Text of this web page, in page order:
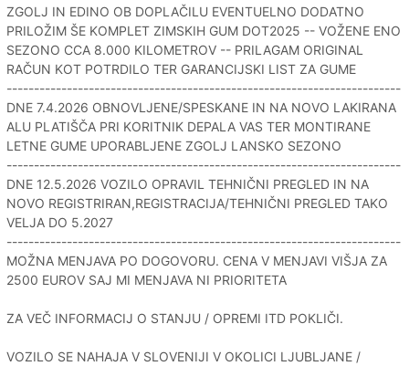
ZGOLJ IN EDINO OB DOPLAČILU EVENTUELNO DODATNO
PRILOŽIM ŠE KOMPLET ZIMSKIH GUM DOT2025 -- VOŽENE ENO
SEZONO CCA 8.000 KILOMETROV -- PRILAGAM ORIGINAL
RAČUN KOT POTRDILO TER GARANCIJSKI LIST ZA GUME
------------------------------------------------------------------------
DNE 7.4.2026 OBNOVLJENE/SPESKANE IN NA NOVO LAKIRANA
ALU PLATIŠČA PRI KORITNIK DEPALA VAS TER MONTIRANE
LETNE GUME UPORABLJENE ZGOLJ LANSKO SEZONO
------------------------------------------------------------------------
DNE 12.5.2026 VOZILO OPRAVIL TEHNIČNI PREGLED IN NA
NOVO REGISTRIRAN,REGISTRACIJA/TEHNIČNI PREGLED TAKO
VELJA DO 5.2027
------------------------------------------------------------------------
MOŽNA MENJAVA PO DOGOVORU. CENA V MENJAVI VIŠJA ZA
2500 EUROV SAJ MI MENJAVA NI PRIORITETA
ZA VEČ INFORMACIJ O STANJU / OPREMI ITD POKLIČI.
VOZILO SE NAHAJA V SLOVENIJI V OKOLICI LJUBLJANE /